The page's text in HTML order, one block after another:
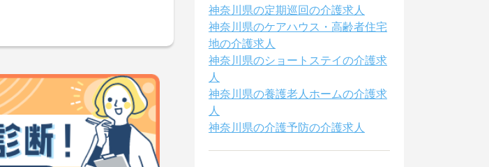
神奈川県の定期巡回の介護求人
神奈川県のケアハウス・高齢者住宅
地の介護求人
神奈川県のショートステイの介護求
人
神奈川県の養護老人ホームの介護求
人
神奈川県の介護予防の介護求人